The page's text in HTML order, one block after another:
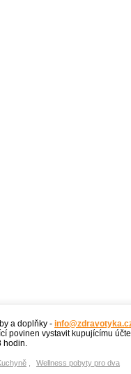
a doplňky -
povinen vystavit kupujícímu
Wellness pobyty pro dva